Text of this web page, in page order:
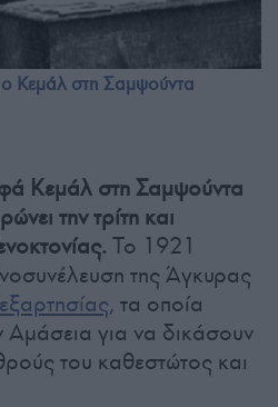
Κεμάλ στη Σαμψούντα
Κεμάλ στη Σαμψούντα
την τρίτη και
Το 1921
της Άγκυρας
, τα οποία
Αμάσεια για να δικάσουν
του καθεστώτος και